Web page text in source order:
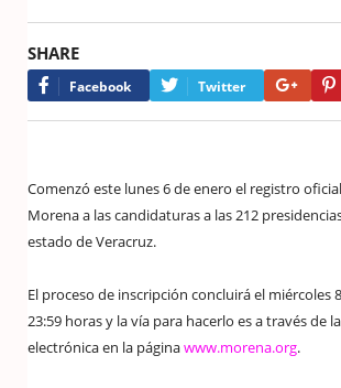
SHARE
Facebook Twitter
Comenzó este lunes 6 de enero el registro
Morena a las candidaturas a las 212
estado de Veracruz.
El proceso de inscripción concluirá el miércoles
23:59 horas y la vía para hacerlo es a través de
electrónica en la páginawww.morena.org.